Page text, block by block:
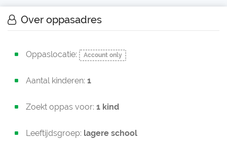
Over oppasadres
Oppaslocatie: Account only
Aantal kinderen: 1
Zoekt oppas voor: 1 kind
Leeftijdsgroep: lagere school